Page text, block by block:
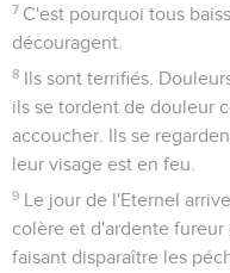
7 C'est pourquoi tous
découragent.
8 Ils sont terrifiés.
ils se tordent de douleur
accoucher. Ils se
leur visage est en feu.
9 Le jour de l'Eternel
colère et d'ardente fureur
faisant disparaître les